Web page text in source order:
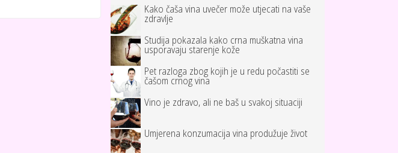
Kako čaša vina uvečer može utjecati na vaše
zdravlje
Studija pokazala kako crna muškatna vina
usporavaju starenje kože
Pet razloga zbog kojih je u redu počastiti se
čašom crnog vina
Vino je zdravo, ali ne baš u svakoj situaciji
Umjerena konzumacija vina produžuje život